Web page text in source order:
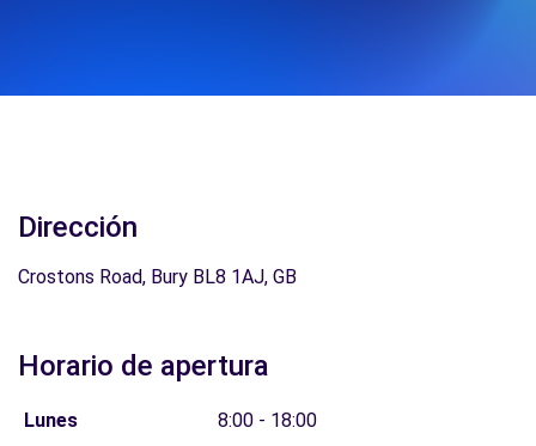
Dirección
Crostons Road, Bury BL8 1AJ, GB
Horario de apertura
Lunes
8:00 - 18:00